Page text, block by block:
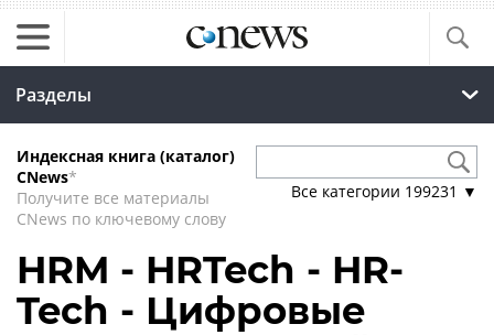
Разделы
Индексная книга (каталог)
CNews*
Получите все материалы
CNews по ключевому слову
Все категории 199231 ▼
HRM - HRTech - HR-
Tech - Цифровые